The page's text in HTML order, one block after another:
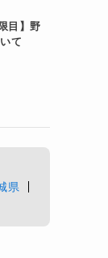
目】野
て
県